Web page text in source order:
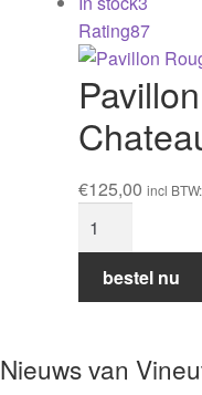
Case
of
12
btl.
aantal
Rating87
€125,00 incl BTW:
Rouge
Chateau
aantal
bestel nu
Nieuws van